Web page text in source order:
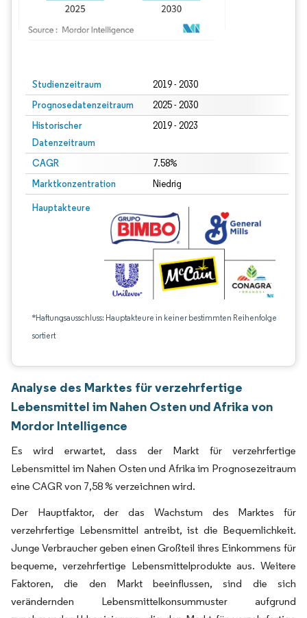
Studienzeitraum 2019 - 2030
Prognosedatenzeitraum 2025 - 2030
Historischer
Datenzeitraum
2019 - 2023
CAGR 7.58%
Marktkonzentration Niedrig
Hauptakteure
*Haftungsausschluss: Hauptakteure in keiner bestimmten Reihenfolge
sortiert
Analyse des Marktes für verzehrfertige
Lebensmittel im Nahen Osten und Afrika von
Mordor Intelligence
Es wird erwartet, dass der Markt für verzehrfertige
Lebensmittel im Nahen Osten und Afrika im Prognosezeitraum
eine CAGR von 7,58 % verzeichnen wird.
Der Hauptfaktor, der das Wachstum des Marktes für
verzehrfertige Lebensmittel antreibt, ist die Bequemlichkeit.
Junge Verbraucher geben einen Großteil ihres Einkommens für
bequeme, verzehrfertige Lebensmittelprodukte aus. Weitere
Faktoren, die den Markt beeinflussen, sind die sich
verändernden Lebensmittelkonsummuster aufgrund